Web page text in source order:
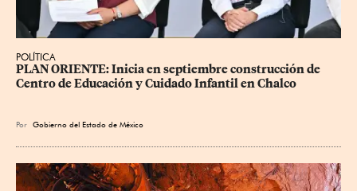
POLÍTICA
PLAN ORIENTE: Inicia en septiembre construcción de
Centro de Educación y Cuidado Infantil en Chalco
Por Gobierno del Estado de México